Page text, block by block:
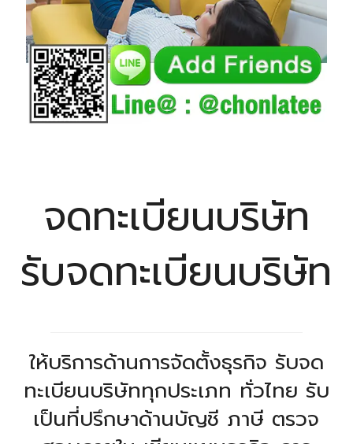
จดทะเบียนบริษัท
รับจดทะเบียนบริษัท
ให้บริการด้านการจัดตั้งธุรกิจ รับจด
ทะเบียนบริษัททุกประเภท ทั่วไทย รับ
เป็นที่ปรึกษาด้านบัญชี ภาษี ตรวจ